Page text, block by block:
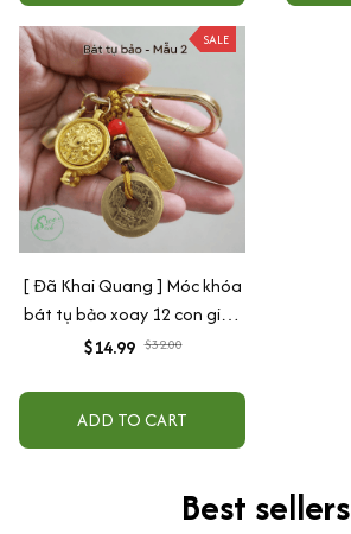
SALE
[ Đã Khai Quang ] Móc khóa
bát tụ bảo xoay 12 con giáp
(Mẫu 2)
$14.99 $32.00
ADD TO CART
Best sellers